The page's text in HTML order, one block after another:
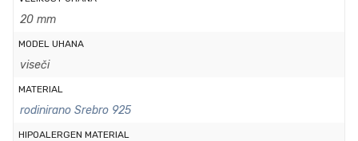
20 mm
MODEL UHANA
viseči
MATERIAL
rodinirano Srebro 925
HIPOALERGEN MATERIAL